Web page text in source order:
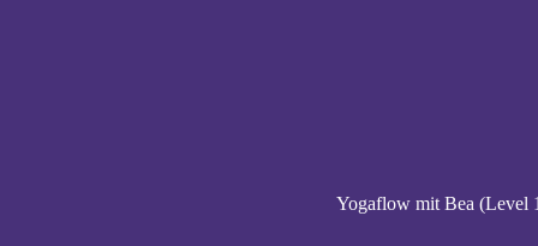
Yogaflow mit Bea (Level